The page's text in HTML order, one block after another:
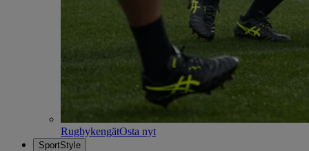
RugbykengätOsta nyt
SportStyle